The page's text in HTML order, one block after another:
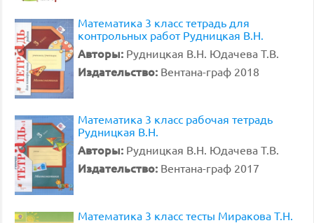
Математика 3 класс тетрадь для
контрольных работ Рудницкая В.Н.
Авторы: Рудницкая В.Н. Юдачева Т.В.
Издательство: Вентана-граф 2018
Математика 3 класс рабочая тетрадь
Рудницкая В.Н.
Авторы: Рудницкая В.Н. Юдачева Т.В.
Издательство: Вентана-граф 2017
Математика 3 класс тесты Миракова Т.Н.